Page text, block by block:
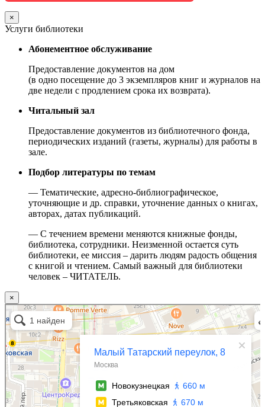
×
Услуги библиотеки
Абонементное обслуживание
Предоставление документов на дом
(в одно посещение до 3 экземпляров книг и журналов на
две недели с продлением срока их возврата).
Читальный зал
Предоставление документов из библиотечного фонда,
периодических изданий (газеты, журналы) для работы в
зале.
Подбор литературы по темам
— Тематические, адресно-библиографическое,
уточняющие и др. справки, уточнение данных о книгах,
авторах, датах публикаций.
— С течением времени меняются книжные фонды,
библиотека, сотрудники. Неизменной остается суть
библиотеки, ее миссия – дарить людям радость общения
с книгой и чтением. Самый важный для библиотеки
человек – ЧИТАТЕЛЬ.
×
Москва
Малый Татарский переулок, 8 на карте Москвы, ближайшее метро Новокузнецкая —
Яндекс.Карты